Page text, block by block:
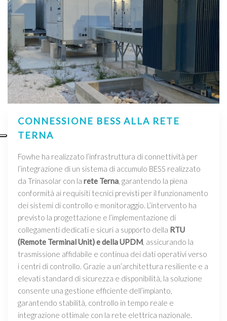
CONNESSIONE BESS ALLA RETE
TERNA
Fowhe ha realizzato l’infrastruttura di connettività per
l’integrazione di un sistema di accumulo BESS realizzato
da Trinasolar con la rete Terna, garantendo la piena
conformità ai requisiti tecnici previsti per il funzionamento
dei sistemi di controllo e monitoraggio. L’intervento ha
previsto la progettazione e l’implementazione di
collegamenti dedicati e sicuri a supporto della RTU
(Remote Terminal Unit) e della UPDM, assicurando la
trasmissione affidabile e continua dei dati operativi verso
i centri di controllo. Grazie a un’architettura resiliente e a
elevati standard di sicurezza e disponibilità, la soluzione
consente una gestione efficiente dell’impianto,
garantendo stabilità, controllo in tempo reale e
integrazione ottimale con la rete elettrica nazionale.